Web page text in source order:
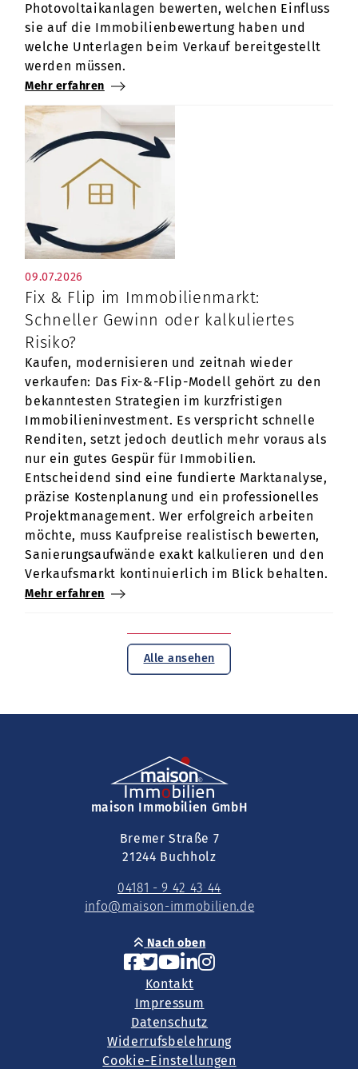
Photovoltaikanlagen bewerten, welchen Einfluss
sie auf die Immobilienbewertung haben und
welche Unterlagen beim Verkauf bereitgestellt
werden müssen.
Mehr erfahren
09.07.2026
Fix & Flip im Immobilienmarkt:
Schneller Gewinn oder kalkuliertes
Risiko?
Kaufen, modernisieren und zeitnah wieder
verkaufen: Das Fix-&-Flip-Modell gehört zu den
bekanntesten Strategien im kurzfristigen
Immobilieninvestment. Es verspricht schnelle
Renditen, setzt jedoch deutlich mehr voraus als
nur ein gutes Gespür für Immobilien.
Entscheidend sind eine fundierte Marktanalyse,
präzise Kostenplanung und ein professionelles
Projektmanagement. Wer erfolgreich arbeiten
möchte, muss Kaufpreise realistisch bewerten,
Sanierungsaufwände exakt kalkulieren und den
Verkaufsmarkt kontinuierlich im Blick behalten.
Mehr erfahren
Alle ansehen
maison Immobilien GmbH
Bremer Straße 7
21244 Buchholz
04181 - 9 42 43 44
info@maison-immobilien.de
Nach oben
Kontakt
Impressum
Datenschutz
Widerrufsbelehrung
Cookie-Einstellungen